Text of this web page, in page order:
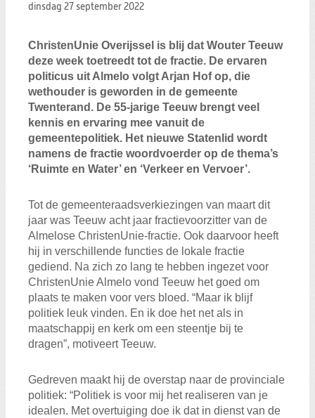
dinsdag 27 september 2022
ChristenUnie Overijssel is blij dat Wouter Teeuw
deze week toetreedt tot de fractie. De ervaren
politicus uit Almelo volgt Arjan Hof op, die
wethouder is geworden in de gemeente
Twenterand. De 55-jarige Teeuw brengt veel
kennis en ervaring mee vanuit de
gemeentepolitiek. Het nieuwe Statenlid wordt
namens de fractie woordvoerder op de thema’s
‘Ruimte en Water’ en ‘Verkeer en Vervoer’.
Tot de gemeenteraadsverkiezingen van maart dit
jaar was Teeuw acht jaar fractievoorzitter van de
Almelose ChristenUnie-fractie. Ook daarvoor heeft
hij in verschillende functies de lokale fractie
gediend. Na zich zo lang te hebben ingezet voor
ChristenUnie Almelo vond Teeuw het goed om
plaats te maken voor vers bloed. “Maar ik blijf
politiek leuk vinden. En ik doe het net als in
maatschappij en kerk om een steentje bij te
dragen”, motiveert Teeuw.
Gedreven maakt hij de overstap naar de provinciale
politiek: “Politiek is voor mij het realiseren van je
idealen. Met overtuiging doe ik dat in dienst van de